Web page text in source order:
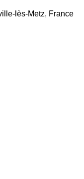
lès-Metz, France